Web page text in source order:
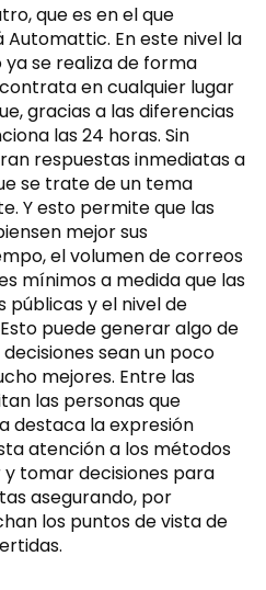
que es en el que
Automattic. En este nivel la
se realiza de forma
en cualquier lugar
gracias a las diferencias
las 24 horas. Sin
respuestas inmediatas a
se trate de un tema
Y esto permite que las
mejor sus
el volumen de correos
mínimos a medida que las
públicas y el nivel de
puede generar algo de
sean un poco
mejores. Entre las
las personas que
destaca la expresión
atención a los métodos
tomar decisiones para
asegurando, por
los puntos de vista de